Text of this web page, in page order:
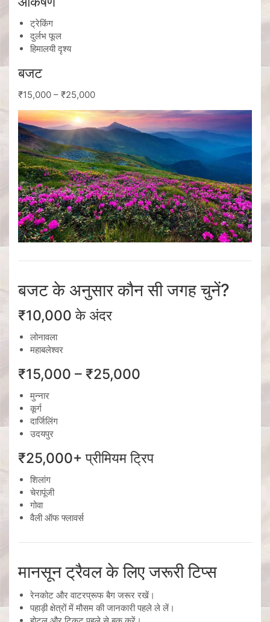
ट्रेकिंग
दुर्लभ फूल
हिमालयी दृश्य
बजट
₹15,000 – ₹25,000
बजट के अनुसार कौन सी जगह चुनें?
₹10,000 के अंदर
लोनावला
महाबलेश्वर
₹15,000 – ₹25,000
मुन्नार
कूर्ग
दार्जिलिंग
उदयपुर
₹25,000+ प्रीमियम ट्रिप
शिलांग
चेरापूंजी
गोवा
वैली ऑफ फ्लावर्स
मानसून ट्रैवल के लिए जरूरी टिप्स
रेनकोट और वाटरप्रूफ बैग जरूर रखें।
पहाड़ी क्षेत्रों में मौसम की जानकारी पहले ले लें।